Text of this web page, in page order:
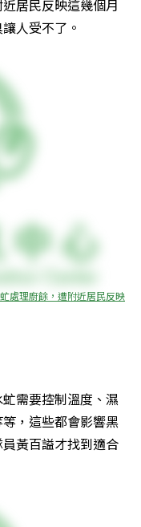
居民反映這幾個月
人受不了。
處理廚餘，遭附近居民反映
需要控制溫度、濕
，這些都會影響黑
黃百謚才找到適合